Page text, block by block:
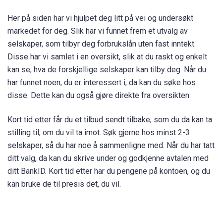
Her på siden har vi hjulpet deg litt på vei og undersøkt
markedet for deg. Slik har vi funnet frem et utvalg av
selskaper, som tilbyr deg forbrukslån uten fast inntekt.
Disse har vi samlet i en oversikt, slik at du raskt og enkelt
kan se, hva de forskjellige selskaper kan tilby deg. Når du
har funnet noen, du er interessert i, da kan du søke hos
disse. Dette kan du også gjøre direkte fra oversikten.
Kort tid etter får du et tilbud sendt tilbake, som du da kan ta
stilling til, om du vil ta imot. Søk gjerne hos minst 2-3
selskaper, så du har noe å sammenligne med. Når du har tatt
ditt valg, da kan du skrive under og godkjenne avtalen med
ditt BankID. Kort tid etter har du pengene på kontoen, og du
kan bruke de til presis det, du vil.